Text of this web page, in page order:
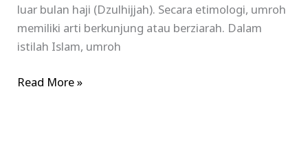
luar bulan haji (Dzulhijjah). Secara etimologi, umroh
memiliki arti berkunjung atau berziarah. Dalam
istilah Islam, umroh
Read More »